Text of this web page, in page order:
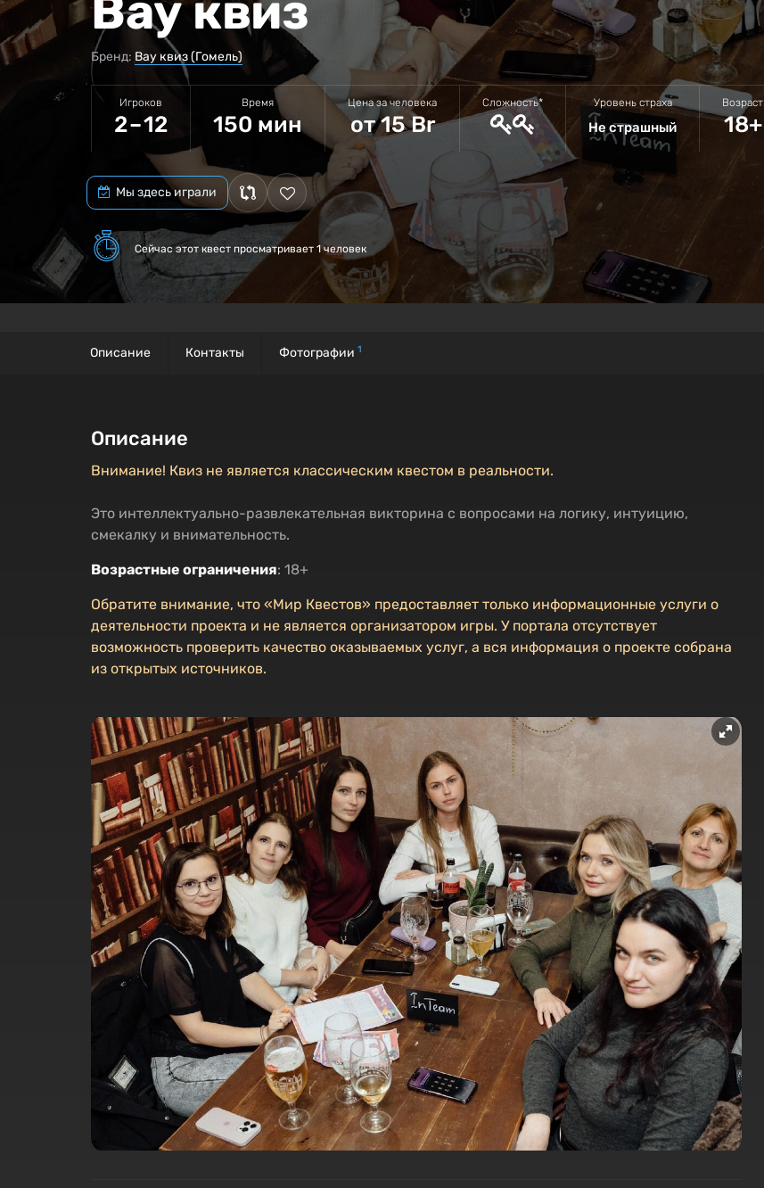
Вау квиз
Бренд: Вау квиз (Гомель)
Игроков
2 – 12
Время
150 мин
Цена за человека
от 15 Br
Сложность* Уровень страха
Не страшный
Возраст
18+
Мы здесь играли
Сейчас этот квест просматривает 1 человек
Описание Контакты Фотографии 1
Описание
Внимание! Квиз не является классическим квестом в реальности.
Это интеллектуально-развлекательная викторина с вопросами на логику, интуицию,
смекалку и внимательность.
Возрастные ограничения: 18+
Обратите внимание, что «Мир Квестов» предоставляет только информационные услуги о
деятельности проекта и не является организатором игры. У портала отсутствует
возможность проверить качество оказываемых услуг, а вся информация о проекте собрана
из открытых источников.